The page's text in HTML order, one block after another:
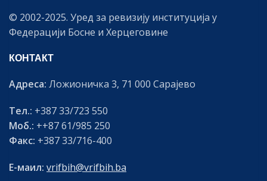
© 2002-2025. Уред за ревизију институција у
Федерацији Босне и Херцеговине
КОНТАКТ
Адреса: Ложионичка 3, 71 000 Сарајево
Тел.: +387 33/723 550
Моб.: ++87 61/985 250
Факс: +387 33/716-400
Е-маил: vrifbih@vrifbih.ba